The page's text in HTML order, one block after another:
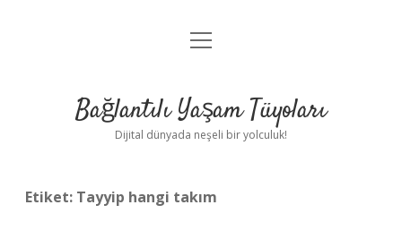
Anasayfa
Yasal Uyarı
menüyü
Bağlantılı Yaşam Tüyoları
Dijital dünyada neşeli bir yolculuk!
Etiket: Tayyip hangi takım